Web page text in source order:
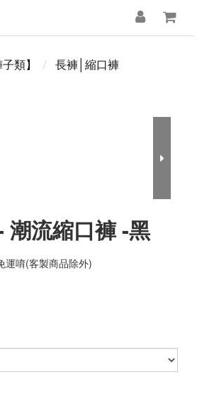
子類】 長褲│縮口褲
潮流縮口褲 -黑
運唷(客製商品除外)